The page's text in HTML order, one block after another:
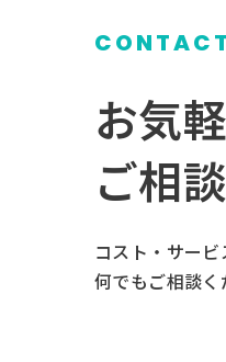
CONTACT
お気
ご相
コスト・サー
何でもご相談く